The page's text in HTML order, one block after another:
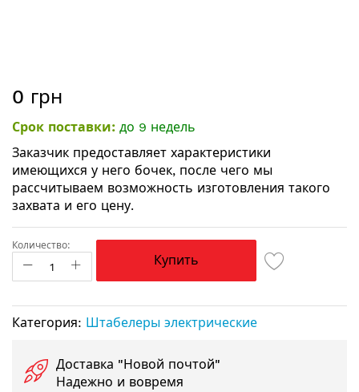
к
галереи
изображений
0 грн
Срок поставки: до 9 недель
Заказчик предоставляет характеристики
имеющихся у него бочек, после чего мы
рассчитываем возможность изготовления такого
захвата и его цену.
Количество:
Купить
Категория: Штабелеры электрические
Доставка "Новой почтой"
Надежно и вовремя